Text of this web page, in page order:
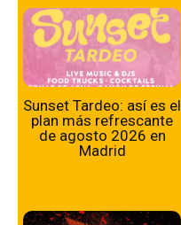
Sunset Tardeo: así es el
plan más refrescante
de agosto 2026 en
Madrid